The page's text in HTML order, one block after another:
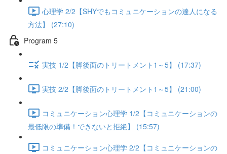
心理学 2/2【SHYでもコミュニケーションの達人になる
方法】 (27:10)
Program 5
実技 1/2【脚後面のトリートメント1～5】 (17:37)
実技 2/2【脚後面のトリートメント1～5】 (21:00)
コミュニケーション心理学 1/2【コミュニケーションの
最低限の準備！できないと拒絶】 (15:57)
コミュニケーション心理学 2/2【コミュニケーションの